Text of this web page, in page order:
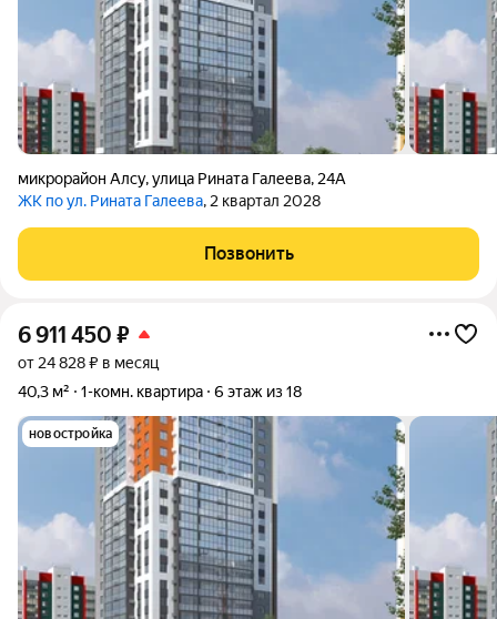
микрорайон Алсу,улица Рината Галеева, 24А
ЖК по ул. Рината Галеева, 2 квартал 2028
Позвонить
6 911 450 ₽
от 24 828 ₽ в месяц
40,3 м²
1-комн. квартира 6 этаж из 18
новостройка